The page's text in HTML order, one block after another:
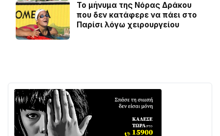
Το μήνυμα της Νόρας Δράκου
που δεν κατάφερε να πάει στο
Παρίσι λόγω χειρουργείου